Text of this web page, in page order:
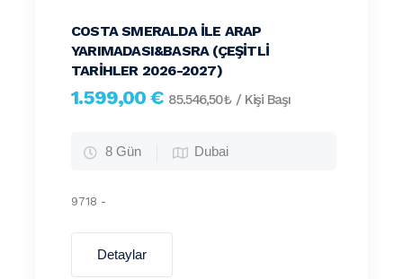
COSTA SMERALDA ILE ARAP
YARIMADASI&BASRA (ÇEŞITLI
TARIHLER 2026-2027)
1.599,00 € 85.546,50₺ / Kişi Başı
8 Gün Dubai
9718 -
Detaylar